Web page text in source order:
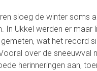
sloeg de winter soms
In Ukkel werden er
wat het record
over de sneeuwval
herinneringen aan,